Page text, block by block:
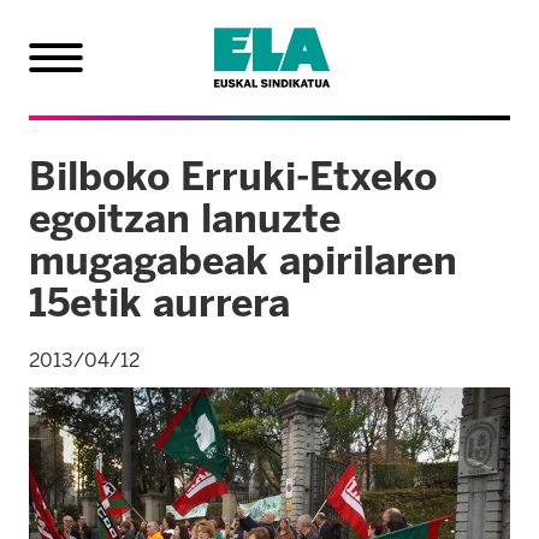
Bilboko Erruki-Etxeko
egoitzan lanuzte
mugagabeak apirilaren
15etik aurrera
2013/04/12